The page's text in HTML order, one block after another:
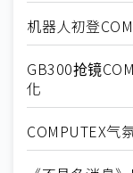
机器人初登
GB300抢镜
化
COMPUTEX